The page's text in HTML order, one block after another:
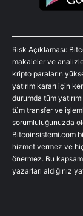
Risk Açıklaması:
makaleler ve
kripto paraların
yatırım kararı için
durumda tüm
tüm transfer ve
sorumluluğunuzda
Bitcoinsistemi.com
hizmet vermez ve
önermez. Bu
yazarları aldığınız